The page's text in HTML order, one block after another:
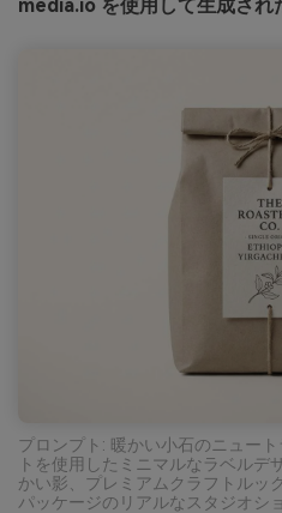
media.io を使用して生成さ
プロンプト: 暖かい小石のニュー
トを使用したミニマルなラベルデ
かい影、プレミアムクラフトルッ
パッケージのリアルなスタジオシ